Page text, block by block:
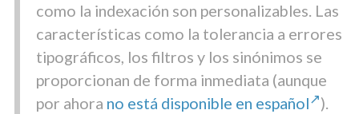
como la indexación son personalizables. Las
características como la tolerancia a errores
tipográficos, los filtros y los sinónimos se
proporcionan de forma inmediata (aunque
por ahora no está disponible en español
).